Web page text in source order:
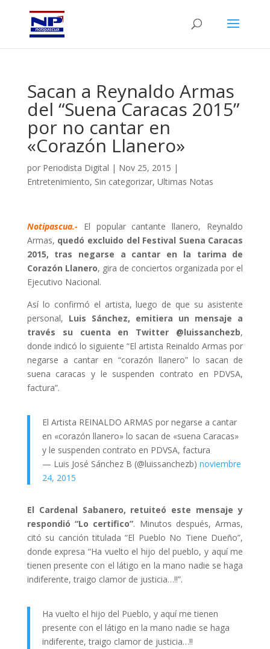
Sacan a Reynaldo Armas
del “Suena Caracas 2015”
por no cantar en
«Corazón Llanero»
por Periodista Digital | Nov 25, 2015 |
Entretenimiento, Sin categorizar, Ultimas Notas
Notipascua.- El popular cantante llanero, Reynaldo
Armas, quedó excluido del Festival Suena Caracas
2015, tras negarse a cantar en la tarima de
Corazón Llanero, gira de conciertos organizada por el
Ejecutivo Nacional.
Así lo confirmó el artista, luego de que su asistente
personal, Luis Sánchez, emitiera un mensaje a
través su cuenta en Twitter @luissanchezb,
donde indicó lo siguiente “El artista Reinaldo Armas por
negarse a cantar en “corazón llanero” lo sacan de
suena caracas y le suspenden contrato en PDVSA,
factura”.
El Artista REINALDO ARMAS por negarse a cantar
en «corazón llanero» lo sacan de «suena Caracas»
y le suspenden contrato en PDVSA, factura
— Luis José Sánchez B (@luissanchezb) noviembre
24, 2015
El Cardenal Sabanero, retuiteó este mensaje y
respondió “Lo certifico”. Minutos después, Armas,
citó su canción titulada “El Pueblo No Tiene Dueño”,
donde expresa “Ha vuelto el hijo del pueblo, y aquí me
tienen presente con el látigo en la mano nadie se haga
indiferente, traigo clamor de justicia…!!”.
Ha vuelto el hijo del Pueblo, y aquí me tienen
presente con el látigo en la mano nadie se haga
indiferente, traigo clamor de justicia…!!